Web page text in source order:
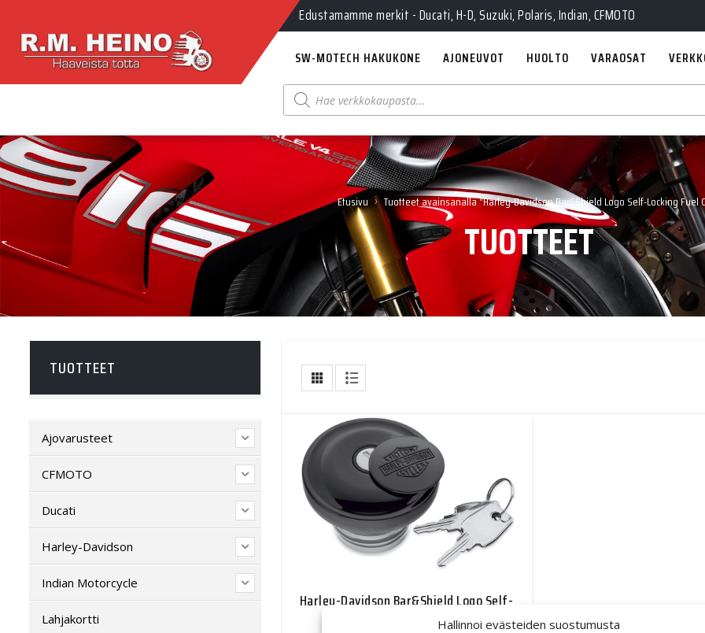
Hallinnoi evästeiden suostumusta
Edustamamme merkit - Ducati, H-D, Suzuki, Polaris, Indian, CFMOTO
SW-MOTECH HAKUKONE AJONEUVOT HUOLTO VARAOSAT
Products
search
Etusivu › Tuotteet avainsanalla “Harley-Davidson Bar&Shield Logo Self-Locking Fuel
TUOTTEET
Harley-Davidson Bar&Shield Logo Self-
Locking Fuel Cap
TUOTTEET
Ajovarusteet
CFMOTO
Ducati
Harley-Davidson
Indian Motorcycle
Lahjakortti